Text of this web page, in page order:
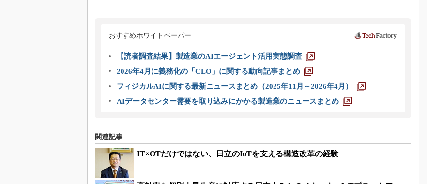
おすすめホワイトペーパー
【読者調査結果】製造業のAIエージェント活用実態調査
2026年4月に義務化の「CLO」に関する動向記事まとめ
フィジカルAIに関する最新ニュースまとめ（2025年11月～2026年4月）
AIデータセンター需要を取り込みにかかる製造業のニュースまとめ
関連記事
IT×OTだけではない、日立のIoTを支える構造改革の経験